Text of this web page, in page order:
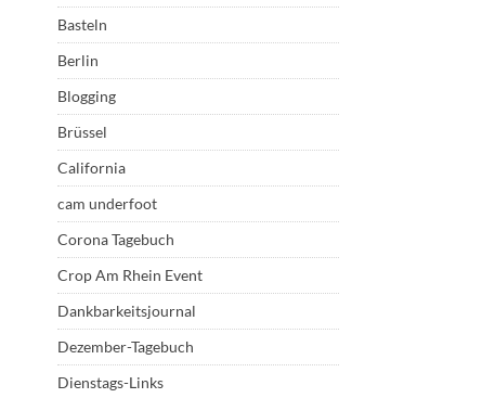
Basteln
Berlin
Blogging
Brüssel
California
cam underfoot
Corona Tagebuch
Crop Am Rhein Event
Dankbarkeitsjournal
Dezember-Tagebuch
Dienstags-Links